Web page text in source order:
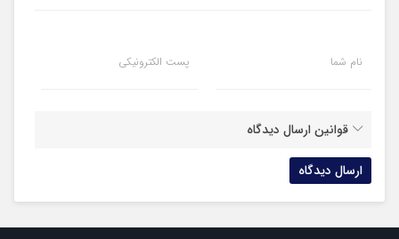
نام شما پست الکترونیکی
قوانین ارسال دیدگاه